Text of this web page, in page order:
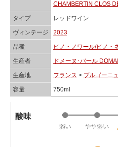
CHAMBERTIN CLOS
タイプ レッドワイン
ヴィンテージ 2023
品種 ピノ・ノワール/ピノ・
生産者 ドメーヌ･バール
生産地 フランス > ブルゴーニュ
容量 750ml
酸味